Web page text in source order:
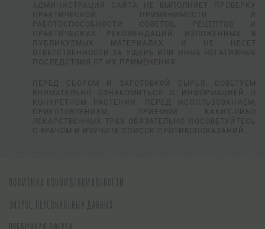
АДМИНИСТРАЦИЯ САЙТА НЕ ВЫПОЛНЯЕТ ПРОВЕРКУ
ПРАКТИЧЕСКОЙ ПРИМЕНИМОСТИ И
РАБОТОСПОСОБНОСТИ СОВЕТОВ, РЕЦЕПТОВ И
ПРАКТИЧЕСКИХ РЕКОМЕНДАЦИЙ, ИЗЛОЖЕННЫХ В
ПУБЛИКУЕМЫХ МАТЕРИАЛАХ И НЕ НЕСЕТ
ОТВЕТСТВЕННОСТИ ЗА УЩЕРБ ИЛИ ИНЫЕ НЕГАТИВНЫЕ
ПОСЛЕДСТВИЯ ОТ ИХ ПРИМЕНЕНИЯ.
ПЕРЕД СБОРОМ И ЗАГОТОВКОЙ СЫРЬЯ, СОВЕТУЕМ
ВНИМАТЕЛЬНО ОЗНАКОМИТЬСЯ С ИНФОРМАЦИЕЙ О
КОНКРЕТНОМ РАСТЕНИИ. ПЕРЕД ИСПОЛЬЗОВАНИЕМ,
ПРИГОТОВЛЕНИЕМ, ПРИЕМОМ КАКИХ-ЛИБО
ЛЕКАРСТВЕННЫХ ТРАВ ОБЯЗАТЕЛЬНО ПОСОВЕТУЙТЕСЬ
С ВРАЧОМ И ИЗУЧИТЕ СПИСОК ПРОТИВОПОКАЗАНИЙ.
ПОЛИТИКА КОНФИДЕНЦИАЛЬНОСТИ
ЗАПРОС ПЕРСОНАЛЬНЫХ ДАННЫХ